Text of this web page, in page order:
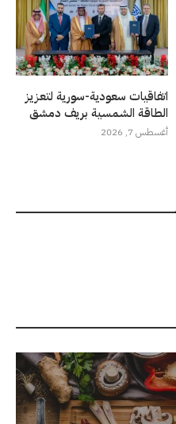
اتفاقيات سعودية-سورية لتعزيز
الطاقة الشمسية بريف دمشق
أغسطس 7, 2026